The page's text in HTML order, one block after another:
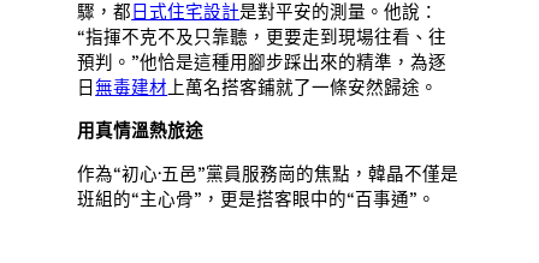
驟，都 日式住宅設計是對平安的測量。他說：
“指揮不克不及只靠聽，更要走到現場往看、往
預判。”他恰是這種用腳步踩出來的精準，為逐
日無毒建材 上萬名搭客鋪就了一條安然歸途。
用真情溫熱旅途
作為“初心·五邑”黨員服務崗的焦點，韓晶不僅是
班組的“主心骨”，更是搭客眼中的“百事通”。